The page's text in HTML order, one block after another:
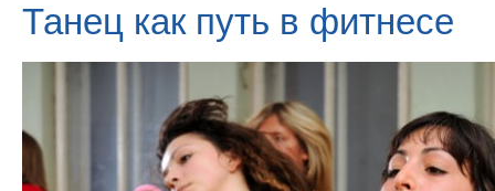
Танец как путь в фитнесе